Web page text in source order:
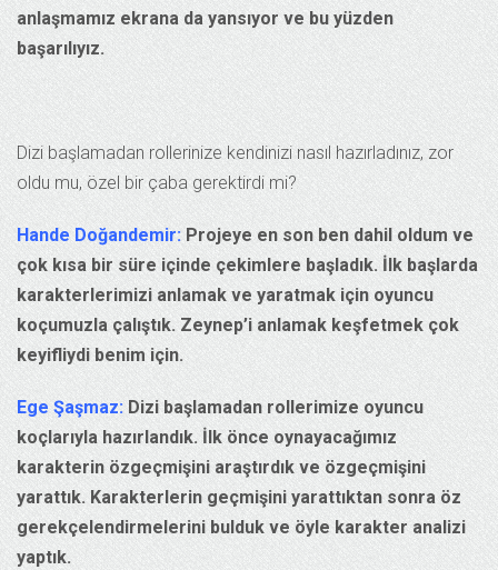
anlaşmamız ekrana da yansıyor ve bu yüzden
başarılıyız.
Dizi başlamadan rollerinize kendinizi nasıl hazırladınız, zor
oldu mu, özel bir çaba gerektirdi mi?
Hande Doğandemir: Projeye en son ben dahil oldum ve
çok kısa bir süre içinde çekimlere başladık. İlk başlarda
karakterlerimizi anlamak ve yaratmak için oyuncu
koçumuzla çalıştık. Zeynep’i anlamak keşfetmek çok
keyifliydi benim için.
Ege Şaşmaz: Dizi başlamadan rollerimize oyuncu
koçlarıyla hazırlandık. İlk önce oynayacağımız
karakterin özgeçmişini araştırdık ve özgeçmişini
yarattık. Karakterlerin geçmişini yarattıktan sonra öz
gerekçelendirmelerini bulduk ve öyle karakter analizi
yaptık.